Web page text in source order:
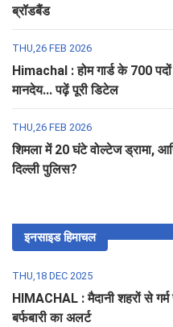
ब्रॉडबैंड
THU,26 FEB 2026
Himachal : होम गार्ड के 700
मानदेय... पढ़ें पूरी डिटेल
THU,26 FEB 2026
शिमला में 20 घंटे वोल्टेज ड्रामा,
दिल्ली पुलिस?
इनसाइड हिमाचल
THU,18 DEC 2025
HIMACHAL : मैदानी शहरों से
बर्फबारी का अलर्ट